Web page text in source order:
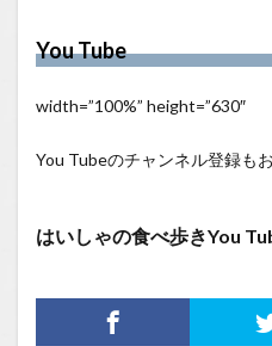
You Tube
width=”100%” height=”630″
You Tubeのチャンネル登録も
はいしゃの食べ歩きYou